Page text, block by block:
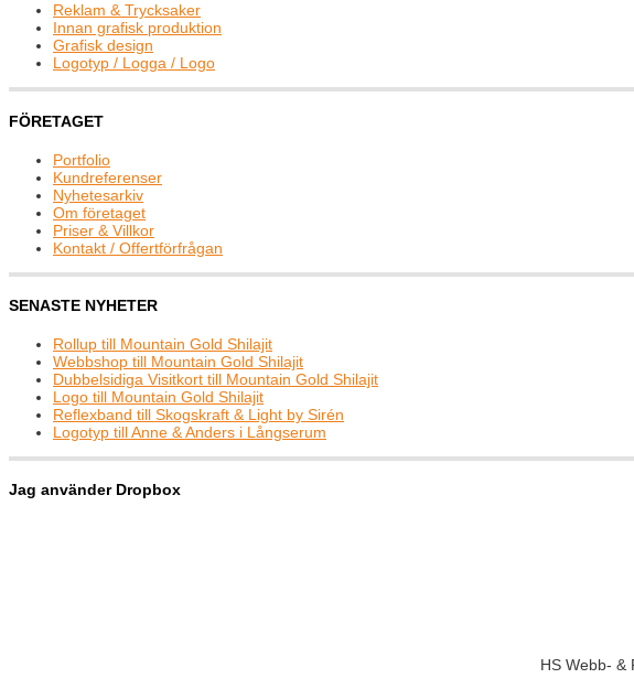
Reklam & Trycksaker
Innan grafisk produktion
Grafisk design
Logotyp / Logga / Logo
FÖRETAGET
Portfolio
Kundreferenser
Nyhetesarkiv
Om företaget
Priser & Villkor
Kontakt / Offertförfrågan
SENASTE NYHETER
Rollup till Mountain Gold Shilajit
Webbshop till Mountain Gold Shilajit
Dubbelsidiga Visitkort till Mountain Gold Shilajit
Logo till Mountain Gold Shilajit
Reflexband till Skogskraft & Light by Sirén
Logotyp till Anne & Anders i Långserum
Jag använder Dropbox
HS Webb- &